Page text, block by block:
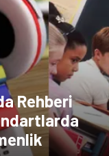
Rehberi